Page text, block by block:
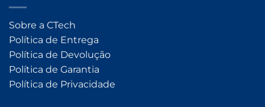
Sobre a CTech
Política de Entrega
Política de Devolução
Política de Garantia
Política de Privacidade